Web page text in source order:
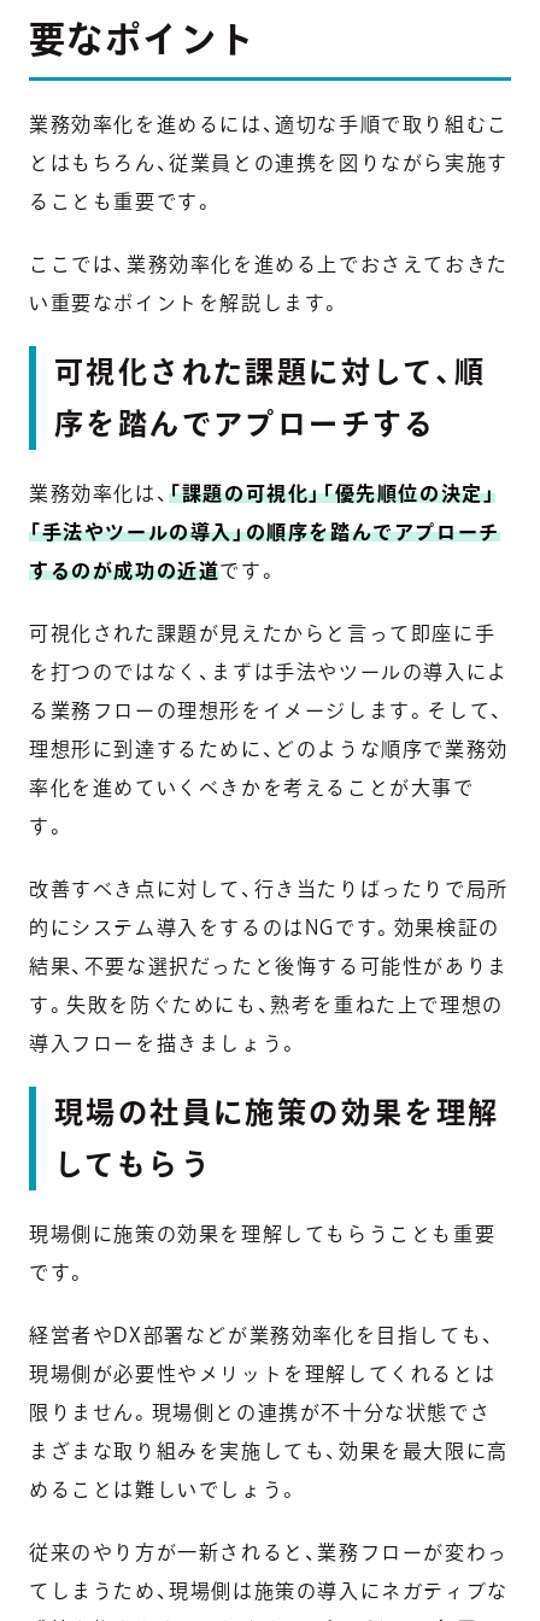
要なポイント
業務効率化を進めるには、適切な手順で取り組むこ
とはもちろん、従業員との連携を図りながら実施す
ることも重要です。
ここでは、業務効率化を進める上でおさえておきた
い重要なポイントを解説します。
可視化された課題に対して、順
序を踏んでアプローチする
業務効率化は、「課題の可視化」「優先順位の決定」
「手法やツールの導入」の順序を踏んでアプローチ
するのが成功の近道です。
可視化された課題が見えたからと言って即座に手
を打つのではなく、まずは手法やツールの導入によ
る業務フローの理想形をイメージします。そして、
理想形に到達するために、どのような順序で業務効
率化を進めていくべきかを考えることが大事で
す。
改善すべき点に対して、行き当たりばったりで局所
的にシステム導入をするのはNGです。効果検証の
結果、不要な選択だったと後悔する可能性がありま
す。失敗を防ぐためにも、熟考を重ねた上で理想の
導入フローを描きましょう。
現場の社員に施策の効果を理解
してもらう
現場側に施策の効果を理解してもらうことも重要
です。
経営者やDX部署などが業務効率化を目指しても、
現場側が必要性やメリットを理解してくれるとは
限りません。現場側との連携が不十分な状態でさ
まざまな取り組みを実施しても、効果を最大限に高
めることは難しいでしょう。
従来のやり方が一新されると、業務フローが変わっ
てしまうため、現場側は施策の導入にネガティブな